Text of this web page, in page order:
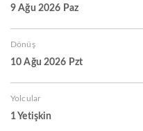
9 Ağu 2026 Paz
Dönüş
10 Ağu 2026 Pzt
Yolcular
1 Yetişkin